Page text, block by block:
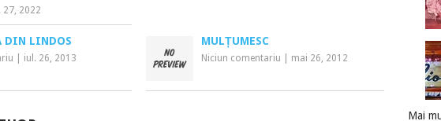
27, 2022
DIN LINDOS
iul. 26, 2013
MULȚUMESC
Niciun comentariu mai 26, 2012
Mai